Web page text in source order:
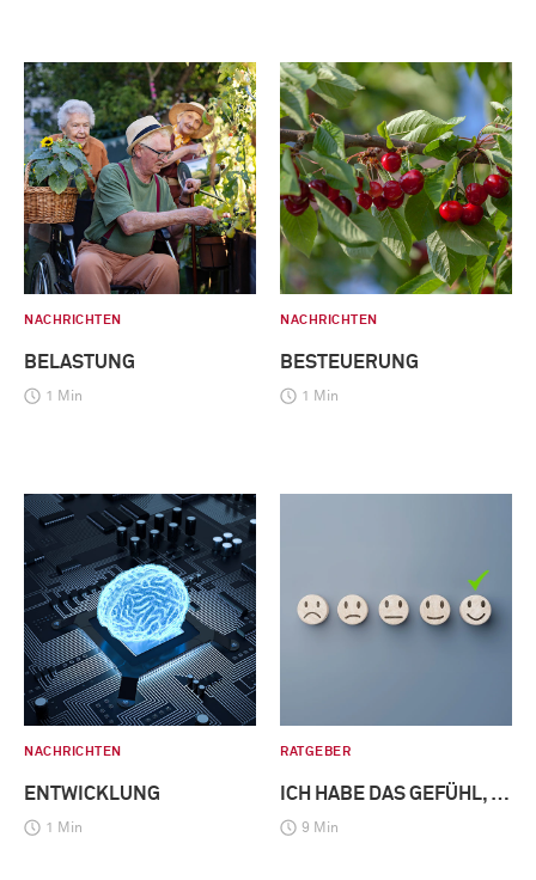
NACHRICHTEN
BELASTUNG
1 Min
NACHRICHTEN
BESTEUERUNG
1 Min
NACHRICHTEN
ENTWICKLUNG
1 Min
RATGEBER
ICH HABE DAS GEFÜHL, …
9 Min